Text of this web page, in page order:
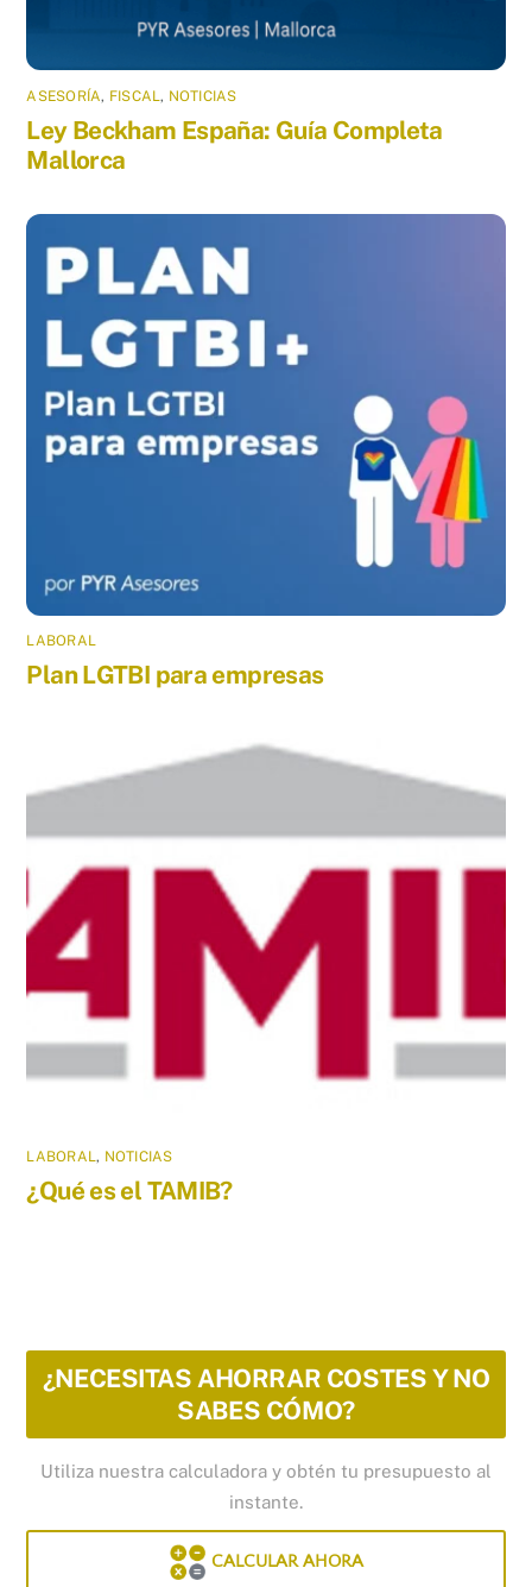
ASESORÍA, FISCAL, NOTICIAS
Ley Beckham España: Guía Completa
Mallorca
LABORAL
Plan LGTBI para empresas
LABORAL, NOTICIAS
¿Qué es el TAMIB?
¿NECESITAS AHORRAR COSTES Y NO
SABES CÓMO?
Utiliza nuestra calculadora y obtén tu presupuesto al
instante.
CALCULAR AHORA